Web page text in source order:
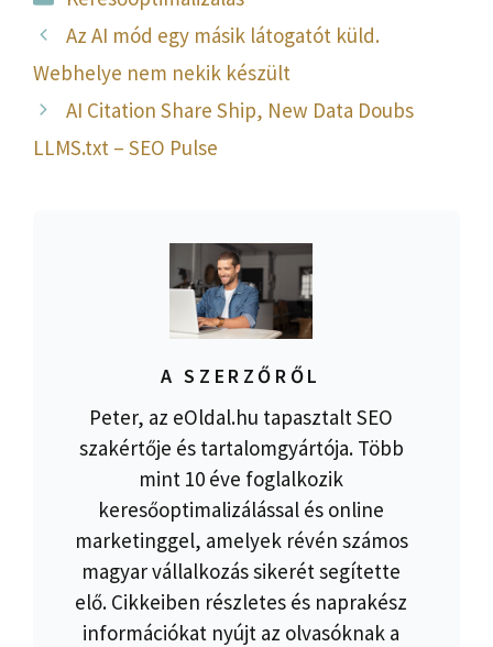
Az AI mód egy másik látogatót küld.
Webhelye nem nekik készült
AI Citation Share Ship, New Data Doubs
LLMS.txt – SEO Pulse
A SZERZŐRŐL
Peter, az eOldal.hu tapasztalt SEO
szakértője és tartalomgyártója. Több
mint 10 éve foglalkozik
keresőoptimalizálással és online
marketinggel, amelyek révén számos
magyar vállalkozás sikerét segítette
elő. Cikkeiben részletes és naprakész
információkat nyújt az olvasóknak a